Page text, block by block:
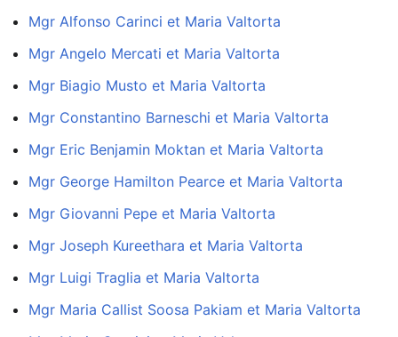
Mgr Alfonso Carinci et Maria Valtorta
Mgr Angelo Mercati et Maria Valtorta
Mgr Biagio Musto et Maria Valtorta
Mgr Constantino Barneschi et Maria Valtorta
Mgr Eric Benjamin Moktan et Maria Valtorta
Mgr George Hamilton Pearce et Maria Valtorta
Mgr Giovanni Pepe et Maria Valtorta
Mgr Joseph Kureethara et Maria Valtorta
Mgr Luigi Traglia et Maria Valtorta
Mgr Maria Callist Soosa Pakiam et Maria Valtorta